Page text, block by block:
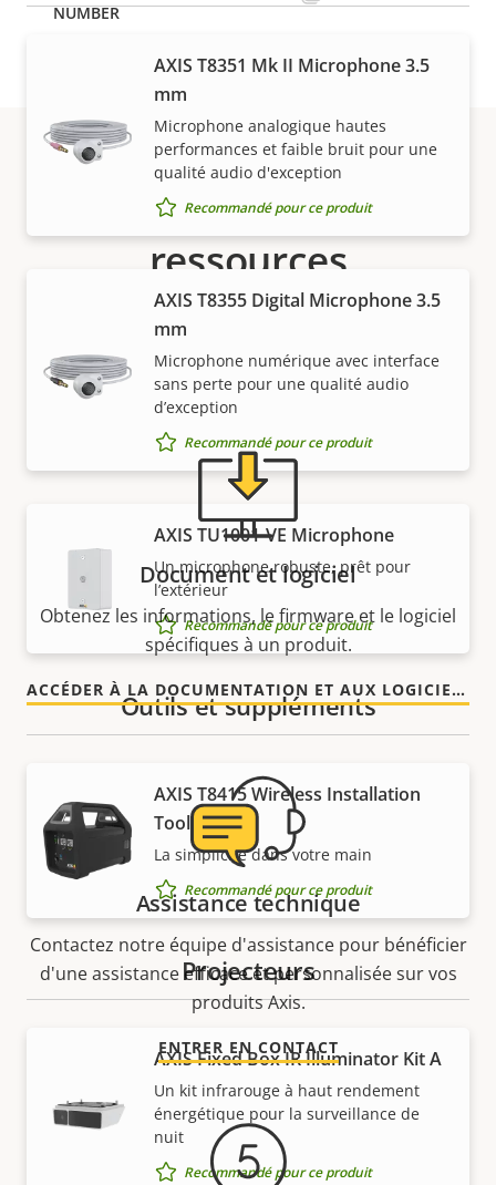
AXIS T8351 Mk II Microphone 3.5
mm
Microphone analogique hautes
performances et faible bruit pour une
qualité audio d'exception
Recommandé pour ce produit
AXIS T8355 Digital Microphone 3.5
mm
Microphone numérique avec interface
sans perte pour une qualité audio
d’exception
Recommandé pour ce produit
AXIS TU1001-VE Microphone
Un microphone robuste, prêt pour
l’extérieur
Recommandé pour ce produit
Outils et suppléments
AXIS T8415 Wireless Installation
Tool
La simplicité dans votre main
Recommandé pour ce produit
Projecteurs
AXIS Fixed Box IR Illuminator Kit A
Un kit infrarouge à haut rendement
énergétique pour la surveillance de
nuit
Recommandé pour ce produit
Assistance et
ressources
Besoin d'informations sur les produits Axis, le
logiciel ou de l'aide d'un expert ?
Document et logiciel
Obtenez les informations, le firmware et le logiciel
spécifiques à un produit.
ACCÉDER À LA DOCUMENTATION ET AUX LOGICIELS
Assistance technique
Contactez notre équipe d'assistance pour bénéficier
d'une assistance efficace et personnalisée sur vos
produits Axis.
ENTRER EN CONTACT